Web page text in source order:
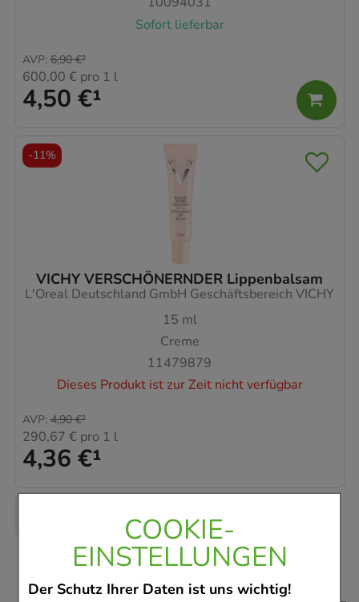
COOKIE-
EINSTELLUNGEN
Der Schutz Ihrer Daten ist uns wichtig!
Sofort lieferbar
4,50 €¹
AVP: 6,90 €²
600,00 € pro 1 l
VICHY VERSCHÖNERNDER Lippenbalsam
L'Oreal Deutschland GmbH Geschäftsbereich VICHY
15 ml
Creme
11479879
Dieses Produkt ist zur Zeit nicht verfügbar
4,36 €¹
AVP: 4,90 €²
290,67 € pro 1 l
-11%